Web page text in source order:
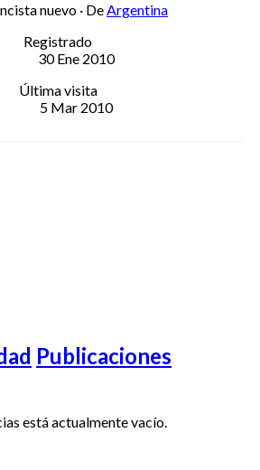
nuevo · DeArgentina
Registrado
30 Ene 2010
Última visita
5 Mar 2010
Publicaciones
está actualmente vacío.